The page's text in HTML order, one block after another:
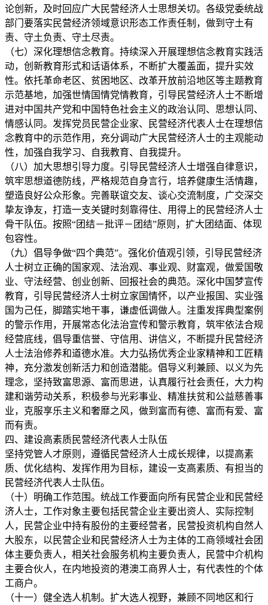
论创新，及时回应广大民营经济人士思想关切。各级党委统战
部门要落实民营经济领域意识形态工作责任制，做到守土有
责、守土负责、守土尽责。
（七）深化理想信念教育。持续深入开展理想信念教育实践活
动，创新教育形式和话语体系，不断扩大覆盖面，提升实效
性。依托革命老区、贫困地区、改革开放前沿地区等主题教育
示范基地，加强世情国情党情教育，引导民营经济人士不断增
进对中国共产党和中国特色社会主义的政治认同、思想认同、
情感认同。发挥党员民营企业家、民营经济代表人士在理想信
念教育中的示范作用，充分调动广大民营经济人士的主观能动
性，加强自我学习、自我教育、自我提升。
（八）加大思想引导力度。引导民营经济人士增强自律意识，
筑牢思想道德防线，严格规范自身言行，培养健康生活情趣，
塑造良好公众形象。完善联谊交友、谈心交流制度，广交深交
挚友诤友，打造一支关键时刻靠得住、用得上的民营经济人士
骨干队伍。按照“团结－批评－团结”原则，扩大团结面、体现
包容性。
（九）倡导争做“四个典范”。强化价值观引领，引导民营经济
人士树立正确的国家观、法治观、事业观、财富观，做爱国敬
业、守法经营、创业创新、回报社会的典范。深化中国梦宣传
教育，引导民营经济人士树立家国情怀，以产业报国、实业强
国为己任，脚踏实地干事，谦虚低调做人。注重发挥典型案例
的警示作用，开展常态化法治宣传和警示教育，筑牢依法合规
经营底线，倡导重信誉、守信用、讲信义，不断提升民营经济
人士法治修养和道德水准。大力弘扬优秀企业家精神和工匠精
神，充分激发创新活力和创造潜能。倡导义利兼顾、以义为先
理念，坚持致富思源、富而思进，认真履行社会责任，大力构
建和谐劳动关系，积极参与光彩事业、精准扶贫和公益慈善事
业，克服享乐主义和奢靡之风，做到富而有德、富而有爱、富
而有责。
四、建设高素质民营经济代表人士队伍
坚持党管人才原则，遵循民营经济人士成长规律，以提高素
质、优化结构、发挥作用为目标，建设一支高素质、有担当的
民营经济代表人士队伍。
（十）明确工作范围。统战工作要面向所有民营企业和民营经
济人士，工作对象主要包括民营企业主要出资人、实际控制
人，民营企业中持有股份的主要经营者，民营投资机构自然人
大股东，以民营企业和民营经济人士为主体的工商领域社会团
体主要负责人，相关社会服务机构主要负责人，民营中介机构
主要合伙人，在内地投资的港澳工商界人士，有代表性的个体
工商户。
（十一）健全选人机制。扩大选人视野，兼顾不同地区和行